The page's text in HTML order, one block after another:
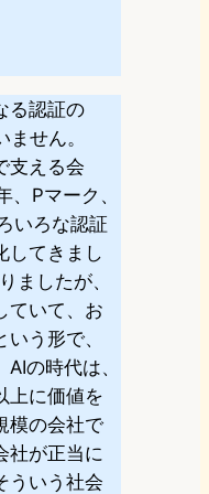
る認証の
せん。
支える会
Pマーク、
いろな認証
してきまし
ましたが、
ていて、お
う形で、
の時代は、
上に価値を
模の会社で
社が正当に
ういう社会